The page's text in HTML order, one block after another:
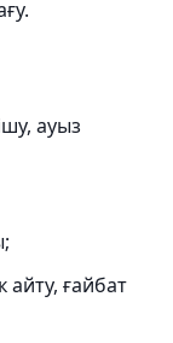
ауыз
айту, ғайбат